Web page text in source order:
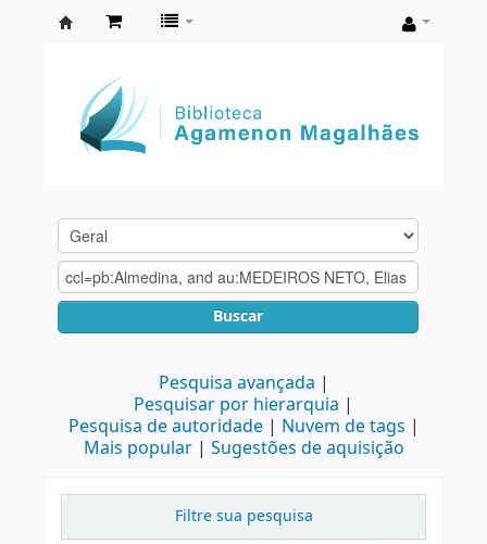
Agamenon
Magalhães
Buscar
Pesquisa avançada
Pesquisar por hierarquia
Pesquisa de autoridade
Nuvem de tags
Mais popular
Sugestões de aquisição
Filtre sua pesquisa